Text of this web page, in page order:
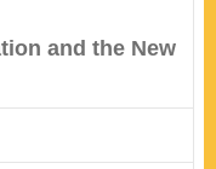
and the New